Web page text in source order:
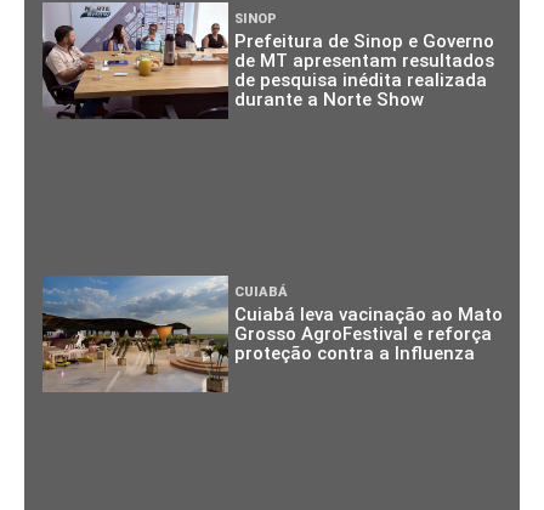
SINOP
Prefeitura de Sinop e Governo
de MT apresentam resultados
de pesquisa inédita realizada
durante a Norte Show
CUIABÁ
Cuiabá leva vacinação ao Mato
Grosso AgroFestival e reforça
proteção contra a Influenza